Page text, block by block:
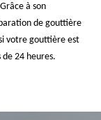
à son
de gouttière
votre gouttière est
24 heures.